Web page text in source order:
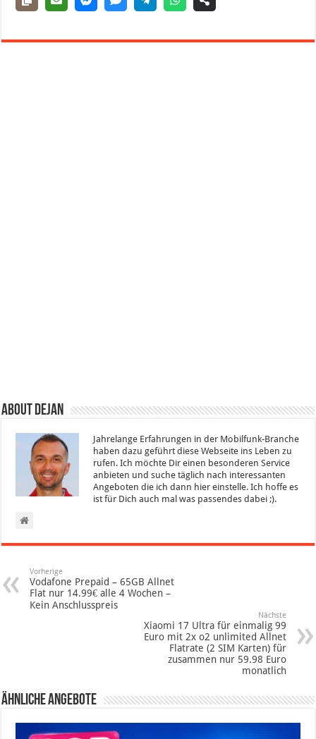
About Dejan
Jahrelange Erfahrungen in der Mobilfunk-Branche
haben dazu geführt diese Webseite ins Leben zu
rufen. Ich möchte Dir einen besonderen Service
anbieten und suche täglich nach interessanten
Angeboten die ich dann hier einstelle. Ich hoffe es
ist für Dich auch mal was passendes dabei ;).
Vorherige
Vodafone Prepaid – 65GB Allnet
Flat nur 14.99€ alle 4 Wochen –
Kein Anschlusspreis
Nächste
Xiaomi 17 Ultra für einmalig 99
Euro mit 2x o2 unlimited Allnet
Flatrate (2 SIM Karten) für
zusammen nur 59.98 Euro
monatlich
Ähnliche Angebote